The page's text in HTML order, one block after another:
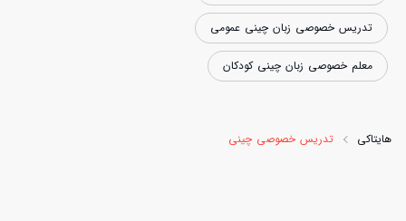
تدریس خصوصی زبان چینی عمومی
معلم خصوصی زبان چینی کودکان
هایتاکی تدریس خصوصی چینی